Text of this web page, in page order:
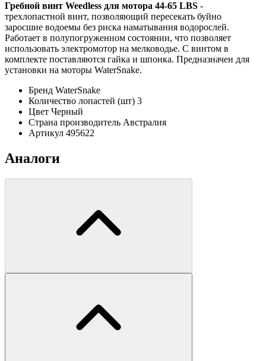
Гребной винт Weedless для мотора 44-65 LBS -
трехлопастной винт, позволяющий пересекать буйно
заросшие водоемы без риска наматывания водорослей.
Работает в полупогруженном состоянии, что позволяет
использовать электромотор на мелководье. С винтом в
комплекте поставляются гайка и шпонка. Предназначен для
установки на моторы WaterSnake.
Бренд WaterSnake
Количество лопастей (шт) 3
Цвет Черный
Страна производитель Австралия
Артикул 495622
Аналоги